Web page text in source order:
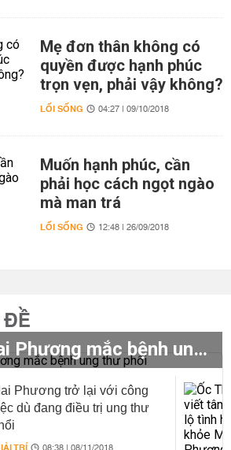
Mẹ đơn thân không có
quyền được hạnh phúc
trọn vẹn, phải vậy không?
LỐI SỐNG 04:27 | 09/10/2018
Muốn hạnh phúc, cần
phải học cách ngọt ngào
mà man trá
LỐI SỐNG 12:48 | 26/09/2018
Diễn viên Mai Phương mắc bệnh ung thư phổi
Phương trở lại với công
dù đang điều trị ung thư